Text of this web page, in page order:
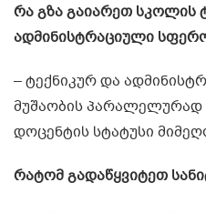
რა გზა გაიარეთ სკოლის
ადმინისტრაციული
– ტექნიკურ და
მუშაობის
დოცენტის სტატუსი
რატომ გადაწყვიტეთ